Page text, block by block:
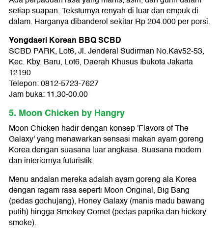
setiap suapan. Teksturnya renyah di luar dan empuk di
dalam. Harganya dibanderol sekitar Rp 204.000 per porsi.
Yongdaeri Korean BBQ SCBD
SCBD PARK, Lot6, Jl. Jenderal Sudirman No.Kav52-53,
Kec. Kby. Baru, Lot6, Daerah Khusus Ibukota Jakarta
12190
Telepon: 0812-5723-7627
Jam buka: 11.30-00.00
5. Moon Chicken by Hangry
Moon Chicken hadir dengan konsep 'Flavors of The
Galaxy' yang menawarkan sensasi makan ayam goreng
Korea dengan suasana luar angkasa. Suasana modern
dan interiornya futuristik.
Menu andalan mereka adalah ayam goreng ala Korea
dengan ragam rasa seperti Moon Original, Big Bang
(pedas gochujang), Honey Galaxy (manis madu bawang
putih) hingga Smokey Comet (pedas paprika dan hickory
smoke).